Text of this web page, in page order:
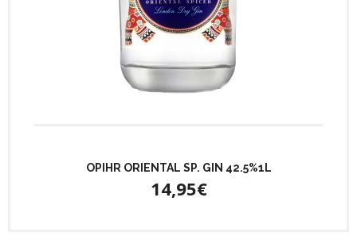
OPIHR ORIENTAL SP. GIN 42.5%1L
14,95€